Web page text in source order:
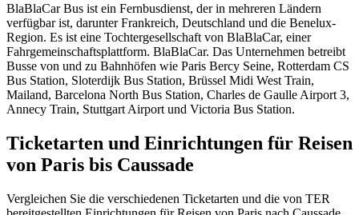
BlaBlaCar Bus ist ein Fernbusdienst, der in mehreren Ländern
verfügbar ist, darunter Frankreich, Deutschland und die Benelux-
Region. Es ist eine Tochtergesellschaft von BlaBlaCar, einer
Fahrgemeinschaftsplattform. BlaBlaCar. Das Unternehmen betreibt
Busse von und zu Bahnhöfen wie Paris Bercy Seine, Rotterdam CS
Bus Station, Sloterdijk Bus Station, Brüssel Midi West Train,
Mailand, Barcelona North Bus Station, Charles de Gaulle Airport 3,
Annecy Train, Stuttgart Airport und Victoria Bus Station.
Ticketarten und Einrichtungen für Reisen
von Paris bis Caussade
Vergleichen Sie die verschiedenen Ticketarten und die von TER